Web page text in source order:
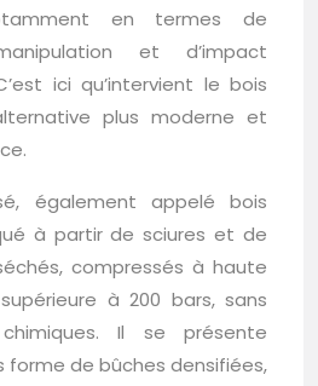
en termes de
et d’impact
ici qu’intervient le bois
plus moderne et
également appelé bois
à partir de sciures et de
compressés à haute
à 200 bars, sans
Il se présente
forme de bûches densifiées,